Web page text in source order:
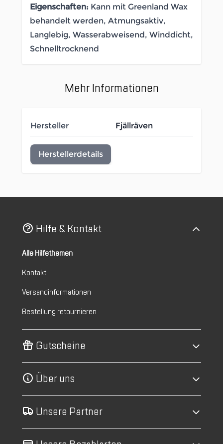
Eigenschaften: Kann mit Greenland Wax
behandelt werden, Atmungsaktiv,
Langlebig, Wasserabweisend, Winddicht,
Schnelltrocknend
Mehr Informationen
Hersteller Fjällräven
Herstellerdetails
Hilfe & Kontakt
Alle Hilfethemen
Kontakt
Versandinformationen
Bestellung retournieren
Gutscheine
Über uns
Unsere Partner